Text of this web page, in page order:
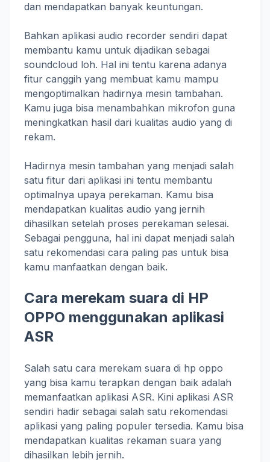
dan mendapatkan banyak keuntungan.
Bahkan aplikasi audio recorder sendiri dapat
membantu kamu untuk dijadikan sebagai
soundcloud loh. Hal ini tentu karena adanya
fitur canggih yang membuat kamu mampu
mengoptimalkan hadirnya mesin tambahan.
Kamu juga bisa menambahkan mikrofon guna
meningkatkan hasil dari kualitas audio yang di
rekam.
Hadirnya mesin tambahan yang menjadi salah
satu fitur dari aplikasi ini tentu membantu
optimalnya upaya perekaman. Kamu bisa
mendapatkan kualitas audio yang jernih
dihasilkan setelah proses perekaman selesai.
Sebagai pengguna, hal ini dapat menjadi salah
satu rekomendasi cara paling pas untuk bisa
kamu manfaatkan dengan baik.
Cara merekam suara di HP
OPPO menggunakan aplikasi
ASR
Salah satu cara merekam suara di hp oppo
yang bisa kamu terapkan dengan baik adalah
memanfaatkan aplikasi ASR. Kini aplikasi ASR
sendiri hadir sebagai salah satu rekomendasi
aplikasi yang paling populer tersedia. Kamu bisa
mendapatkan kualitas rekaman suara yang
dihasilkan lebih jernih.